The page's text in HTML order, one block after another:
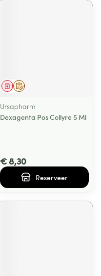
Op voorschrift
Geneesmiddel
Ursapharm
Dexagenta Pos Collyre 5 Ml
€ 8,30
Reserveer